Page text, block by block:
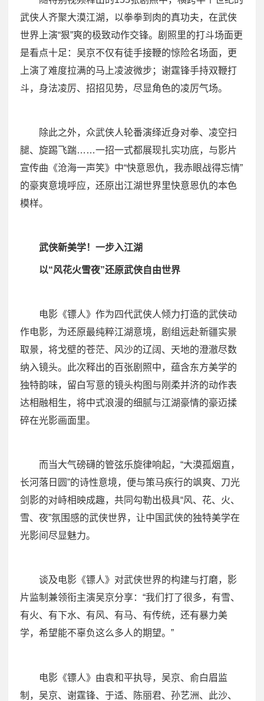
武侠人齐聚大漠江湖，以拳拳到肉的真功夫，在武侠
世界上演“狠”爽的极致动作交锋。剧照里的打斗场面更
是看点十足：吴京不仅有徒手接鞭的惊险名场面，更
上演了难度拉满的马上凌波微步；谢霆锋手持双鞭打
斗，身法凌厉、招招见势，尽显角色的凌厉气场。
除此之外，众武侠人轮番演绎近身对拳、凌空扫
腿、旋踢飞踹……一招一式都展现扎实功底，与影片
宣传曲《沧海一声笑》中“快意恩仇，我赤眼战得忘情”
的豪爽意境呼应，还原出江湖世界里快意恩仇的本色
模样。
武侠新美学！一步入江湖
以“风花火雪夜”还原武侠自由世界
电影《镖人》作为四代武侠人倾力打造的武侠动
作电影，为还原最纯粹江湖意境，剧组远赴新疆实景
取景，将戈壁的苍茫、风沙的辽阔、天地的澄澈尽数
纳入镜头。
此次释出的百张剧照中， 蕴含东方美学的
独特韵味， 留白写意的镜头构图与刚柔并济的动作表
达相融相生，将中式浪漫的细腻与江湖豪情的豪迈揉
碎在光影画面里。
而当大气磅礴的管弦乐旋律响起，“大漠孤烟直，
长河落日圆”的诗性意境，便与策马疾行的飒爽、刀光
剑影的对峙相映成趣，共同勾勒出极具“风、花、火、
雪、夜”氛围感的武侠世界，让中国武侠的独特美学在
光影间尽显魅力。
谈及电影《镖人》对武侠世界的构建与打磨，影
片监制兼领衔主演吴京分享：“我们打了很多，有雪、
有火、有下水、有风、有马、有传统，还有暴力美
学，希望能不辜负这么多人的期望。”
电影《镖人》由袁和平执导，吴京、俞白眉监
制，吴京、谢霆锋、于适、陈丽君、孙艺洲、此沙、